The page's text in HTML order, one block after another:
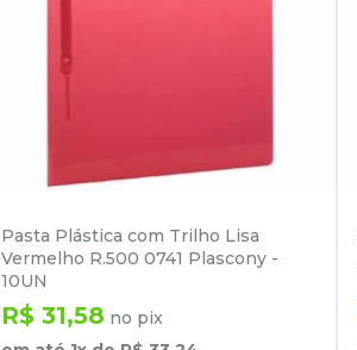
Pasta Plástica com Trilho Lisa
Vermelho R.500 0741 Plascony -
10UN
R$ 31,58 no pix